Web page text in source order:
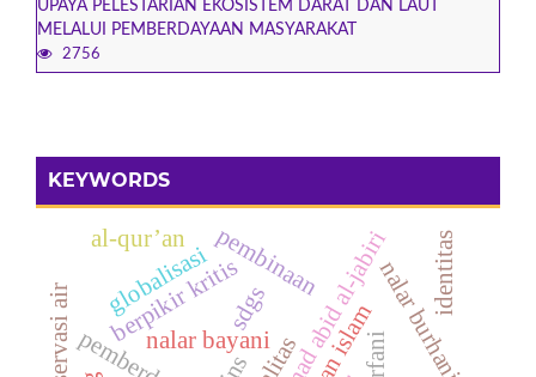
UPAYA PELESTARIAN EKOSISTEM DARAT DAN LAUT
MELALUI PEMBERDAYAAN MASYARAKAT
2756
KEYWORDS
nalar bayani nalar burhani
berpikir kritissdgs
pembinaan identitas
globalisasi
al-qur’an